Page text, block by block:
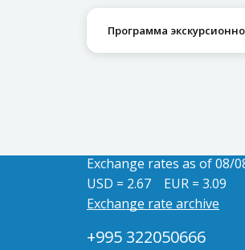
Программа
Exchange rates as of 08/
USD = 2.67
EUR = 3.09
Exchange rate archive
+995 322050666